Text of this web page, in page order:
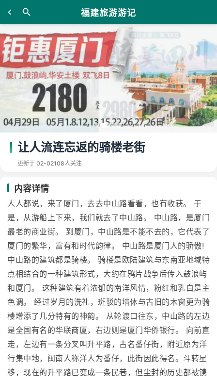
福建旅游游记
让人流连忘返的骑楼老街
更新于 02-02108人关注
内容详情
人人都说，来了厦门，去去中山路看看，也有收获。 于
是，从游船上下来，我们就去了中山路。 中山路，是厦门
最老的商业街。 到厦门，中山路是不能不去的，它代表了
厦门的繁华，富有和时代韵律。 中山路是厦门人的骄傲!
中山路的建筑都是骑楼。 骑楼是欧陆建筑与东南亚地域特
点相结合的一种建筑形式，大约在鸦片战争后传入鼓浪屿
和厦门。 这种建筑有着浓郁的南洋风情，粉红和乳白是主
色调。 经过岁月的洗礼，斑驳的墙体与古旧的木窗更为骑
楼增添了几分特有的神韵。 从轮渡口往东，中山路的左边
是全国有名的华联商厦，右边则是厦门华侨银行。 向前直
走，左边有一条分叉叫升平路，古名番仔街，附近原为洋
行集中地，闽南人称洋人为番仔，此街因此得名。斗转星
移，现在的升平路已变成一条民巷，但尘封的历史都被镌